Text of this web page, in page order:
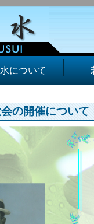
について
の開催について